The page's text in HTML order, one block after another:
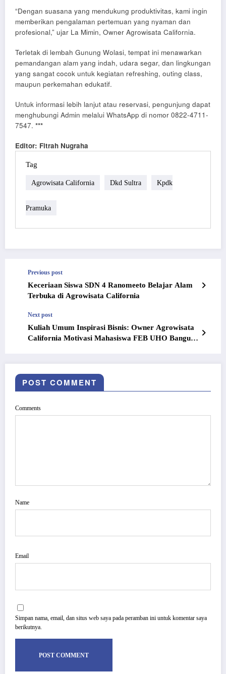
“Dengan suasana yang mendukung produktivitas, kami ingin
memberikan pengalaman pertemuan yang nyaman dan
profesional,” ujar La Mimin, Owner Agrowisata California.
Terletak di lembah Gunung Wolasi, tempat ini menawarkan
pemandangan alam yang indah, udara segar, dan lingkungan
yang sangat cocok untuk kegiatan refreshing, outing class,
maupun perkemahan edukatif.
Untuk informasi lebih lanjut atau reservasi, pengunjung dapat
menghubungi Admin melalui WhatsApp di nomor 0822-4711-
7547. ***
Editor: Fitrah Nugraha
Tag
Agrowisata California Dkd Sultra Kpdk
Pramuka
Previous post
Keceriaan Siswa SDN 4 Ranomeeto Belajar Alam
Terbuka di Agrowisata California
Next post
Kuliah Umum Inspirasi Bisnis: Owner Agrowisata
California Motivasi Mahasiswa FEB UHO Bangun
POST COMMENT
Comments
Name
Email
Simpan nama, email, dan situs web saya pada peramban ini untuk komentar saya
berikutnya.